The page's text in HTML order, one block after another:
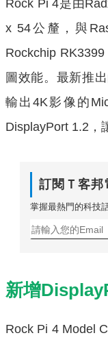
Rock Pi 4是由
x 54公釐，與
Rockchip
圖效能。最新推
輸出4K影像的
DisplayPort 1.2，
訂閱Ｔ客邦
掌握最熱門的科技
新增
Rock Pi 4 Model